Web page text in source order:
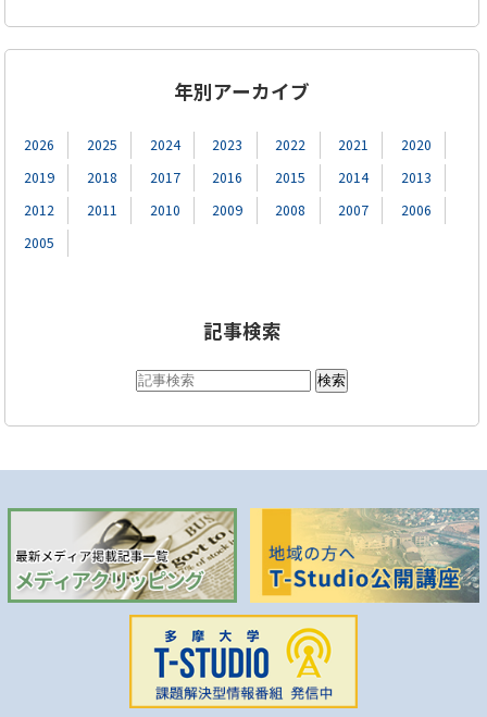
年別アーカイブ
2026 2025 2024 2023 2022 2021
2020
2019
2018 2017 2016 2015 2014
2013
2012
2011 2010 2009 2008 2007
2006
2005
記事検索